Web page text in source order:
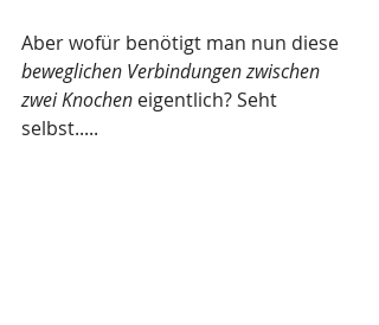
Aber wofür benötigt man nun diese
beweglichen Verbindungen zwischen
zwei Knochen eigentlich? Seht
selbst.....